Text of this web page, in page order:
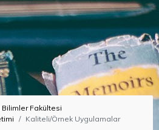
Fakültesi
Kaliteli/Örnek Uygulamalar